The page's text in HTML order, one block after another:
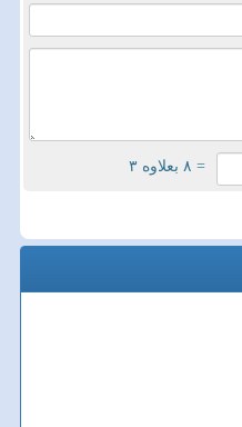
= ۸ بعلاوه ۳